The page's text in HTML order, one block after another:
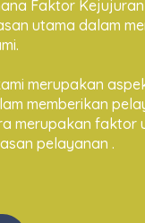
Faktor
utama dalam
merupakan
memberikan
merupakan faktor
pelayanan .